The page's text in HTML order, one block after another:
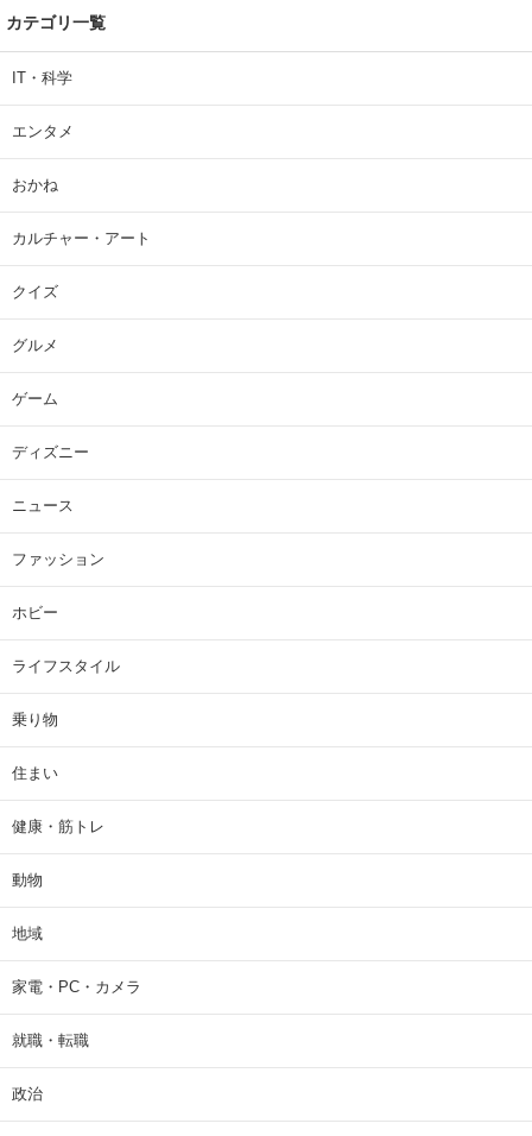
カテゴリ一覧
IT・科学
エンタメ
おかね
カルチャー・アート
クイズ
グルメ
ゲーム
ディズニー
ニュース
ファッション
ホビー
ライフスタイル
乗り物
住まい
健康・筋トレ
動物
地域
家電・PC・カメラ
就職・転職
政治